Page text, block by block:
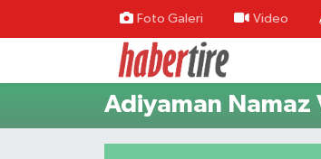
Foto Galeri Video
Adiyaman Namaz
Tire Nöbetçi Eczaneler
Tire Hava Durumu